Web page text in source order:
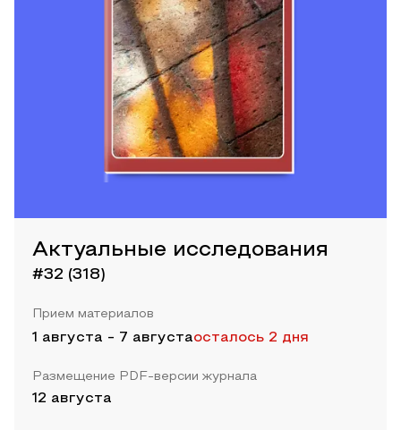
Актуальные исследования
#32 (318)
Прием материалов
1 августа - 7 августаосталось 2 дня
Размещение PDF-версии журнала
12 августа